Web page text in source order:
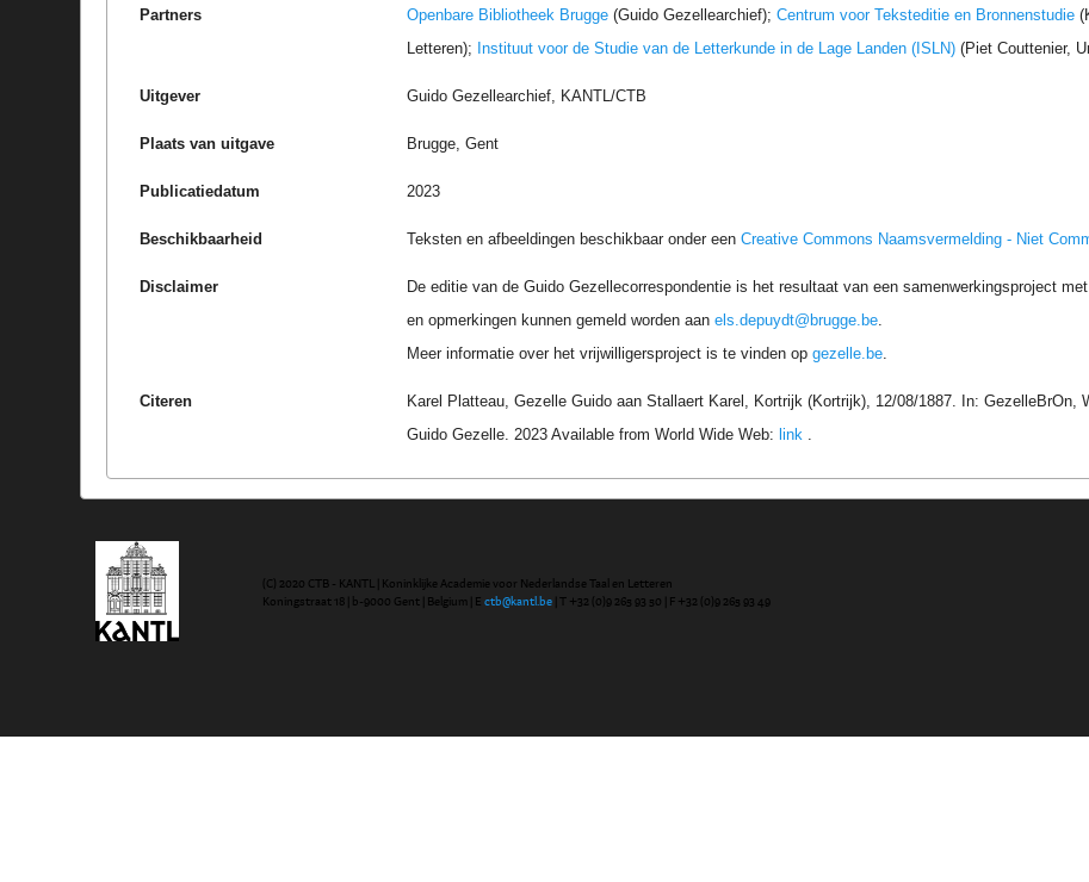
Partners Openbare Bibliotheek Brugge (Guido Gezellearchief);Centrum voor Teksteditie en Bronnenstudie
Letteren); Instituut voor de Studie van de Letterkunde in de Lage Landen (ISLN) (Piet Couttenier,
Uitgever Guido Gezellearchief, KANTL/CTB
Plaats van uitgave Brugge, Gent
Publicatiedatum 2023
Beschikbaarheid Teksten en afbeeldingen beschikbaar onder eenCreative Commons Naamsvermelding - Niet
Disclaimer
De editie van de Guido Gezellecorrespondentie is het resultaat van een samenwerkingsproject
en opmerkingen kunnen gemeld worden aanels.depuydt@brugge.be.
Meer informatie over het vrijwilligersproject is te vinden opgezelle.be.
Citeren
Karel Platteau, Gezelle Guido aan Stallaert Karel, Kortrijk (Kortrijk), 12/08/1887. In: GezelleBrOn,
Guido Gezelle. 2023 Available from World Wide Web: link .
(C) 2020 CTB - KANTL | Koninklijke Academie voor Nederlandse Taal en Letteren
Koningstraat 18 | b-9000 Gent | Belgium | Ectb@kantl.be | T +32 (0)9 265 93 50 | F +32 (0)9 265 93 49